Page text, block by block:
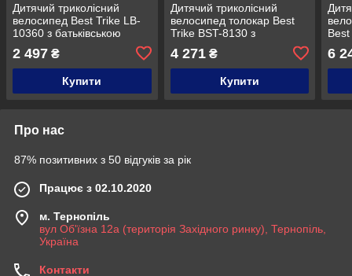
Дитячий триколісний
велосипед Best Trike LB-
10360 з батьківською
2 497 ₴
Купити
Дитячий триколісний
велосипед толокар Best
Trike BST-8130 з
Блакитний
4 271₴
Купити
6
Про нас
87% позитивних з 50 відгуків за рік
Працює з 02.10.2020
м. Тернопіль
вул Об'їзна 12а (територія Західного ринку), Тернопіль,
Україна
Контакти